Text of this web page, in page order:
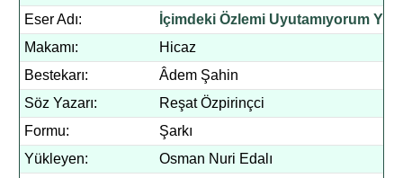
Eser Adı:
İçimdeki Özlemi Uyutamıyorum Yâr
Makamı:
Hicaz
Bestekarı:
Âdem Şahin
Söz Yazarı:
Reşat Özpirinçci
Formu:
Şarkı
Yükleyen:
Osman Nuri Edalı